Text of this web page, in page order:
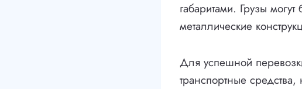
габаритами. Грузы
металлические
Для успешной
транспортные